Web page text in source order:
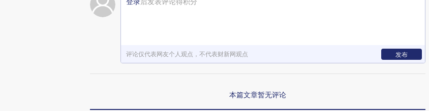
评论仅代表网友个人观点，不代表财新网观点 发布
本篇文章暂无评论